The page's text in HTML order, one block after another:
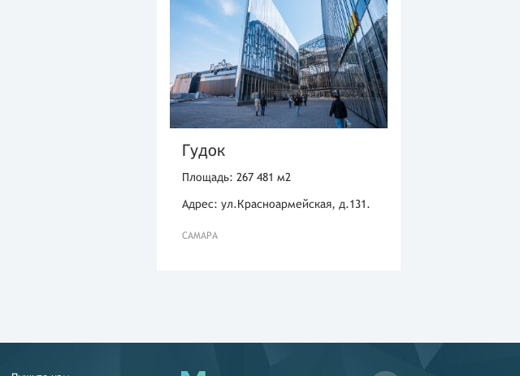
Гудок
Площадь: 267 481 м2
Адрес: ул.Красноармейская, д.131.
САМАРА